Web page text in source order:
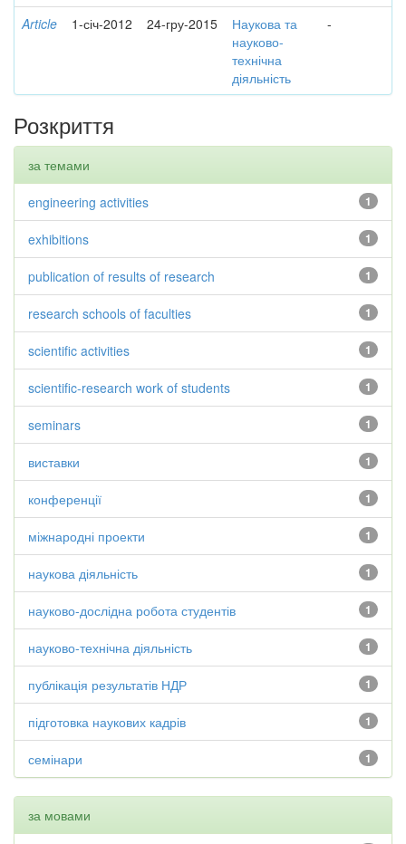
Article 1-січ-2012 24-гру-2015
Наукова та
науково-
технічна
діяльність
-
Розкриття
за темами
1
engineering activities
1
exhibitions
1
publication of results of research
1
research schools of faculties
1
scientific activities
1
scientific-research work of students
1
seminars
1
виставки
1
конференції
1
міжнародні проекти
1
наукова діяльність
1
науково-дослідна робота студентів
1
науково-технічна діяльність
1
публікація результатів НДР
1
підготовка наукових кадрів
1
семінари
за мовами